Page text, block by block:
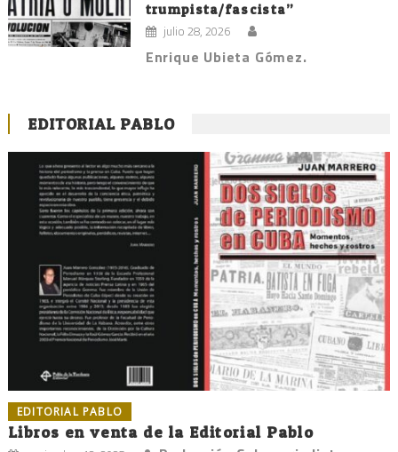
trumpista/fascista”
julio 28, 2026
Enrique Ubieta Gómez.
EDITORIAL PABLO
EDITORIAL PABLO
Libros en venta de la Editorial Pablo